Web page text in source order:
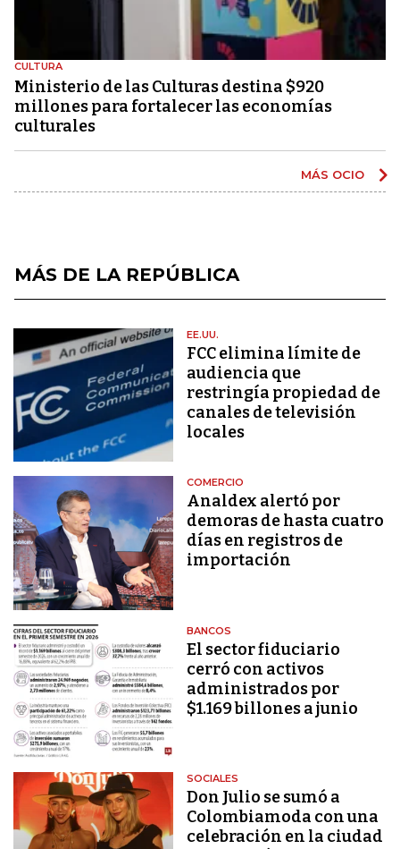
CULTURA
Ministerio de las Culturas destina $920
millones para fortalecer las economías
culturales
MÁS OCIO
MÁS DE LA REPÚBLICA
EE.UU.
FCC elimina límite de
audiencia que
restringía propiedad de
canales de televisión
locales
COMERCIO
Analdex alertó por
demoras de hasta cuatro
días en registros de
importación
BANCOS
El sector fiduciario
cerró con activos
administrados por
$1.169 billones a junio
SOCIALES
Don Julio se sumó a
Colombiamoda con una
celebración en la ciudad